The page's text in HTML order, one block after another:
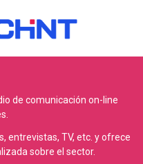
de comunicación on-line
entrevistas, TV, etc. y ofrece
sobre el sector.